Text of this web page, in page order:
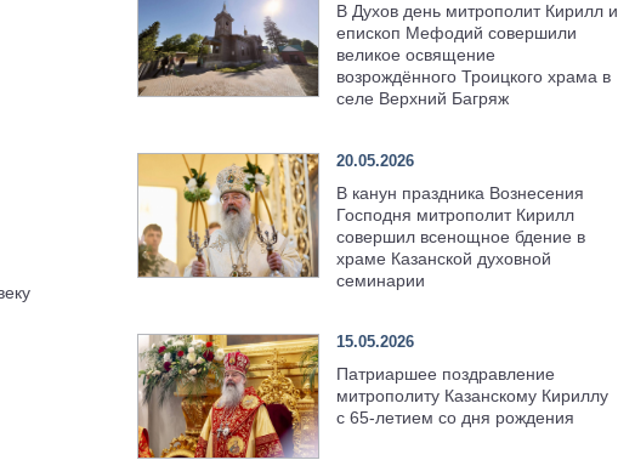
В Духов день митрополит Кирилл и
епископ Мефодий совершили
великое освящение
возрождённого Троицкого храма в
селе Верхний Багряж
20.05.2026
В канун праздника Вознесения
Господня митрополит Кирилл
совершил всенощное бдение в
храме Казанской духовной
семинарии
15.05.2026
Патриаршее поздравление
митрополиту Казанскому Кириллу
с 65-летием со дня рождения